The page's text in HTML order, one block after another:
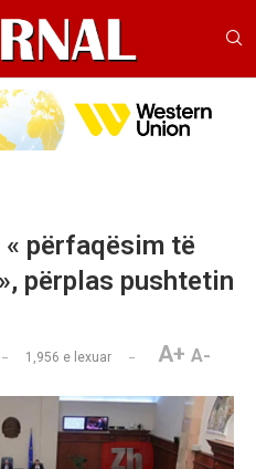
përfaqësim të
përplas pushtetin
1,956 e lexuar A+ A-